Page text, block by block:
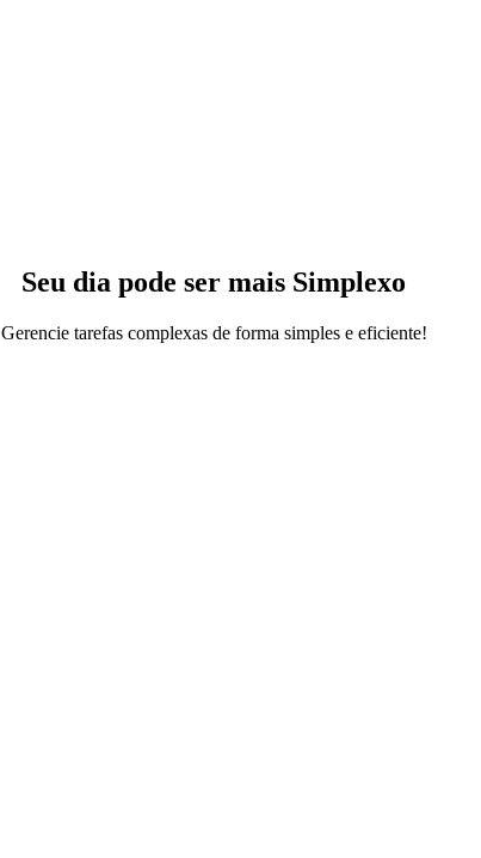
Seu dia pode ser mais Simplexo
Gerencie tarefas complexas de forma simples e eficiente!